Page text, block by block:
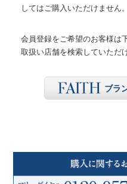
してはご購入いただけません。
会員登録をご希望のお客様は
取扱い店舗を検索していただ
ブラ